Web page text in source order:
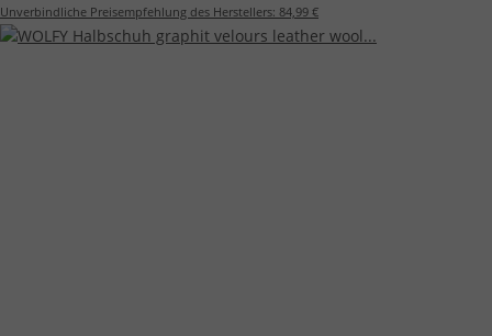
Unverbindliche Preisempfehlung des Herstellers: 84,99 €